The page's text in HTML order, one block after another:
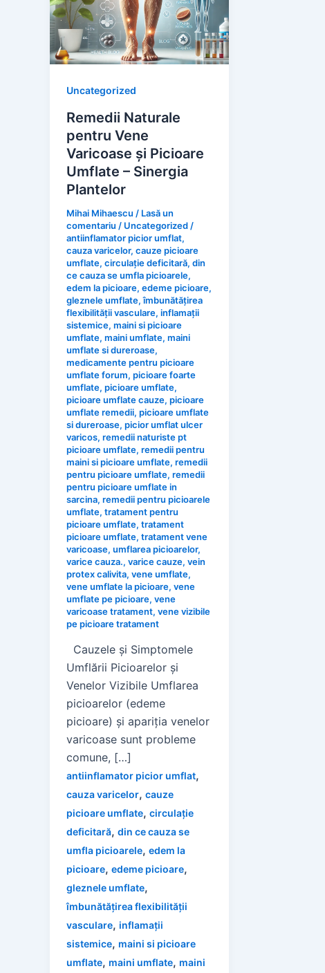
Uncategorized
Remedii Naturale
pentru Vene
Varicoase și Picioare
Umflate – Sinergia
Plantelor
Mihai Mihaescu / Lasă un
comentariu / Uncategorized /
antiinflamator picior umflat,
cauza varicelor, cauze picioare
umflate, circulație deficitară, din
ce cauza se umfla picioarele,
edem la picioare, edeme picioare,
gleznele umflate,îmbunătățirea
flexibilității vasculare, inflamații
sistemice, maini si picioare
umflate, maini umflate, maini
umflate si dureroase,
medicamente pentru picioare
umflate forum, picioare foarte
umflate, picioare umflate,
picioare umflate cauze, picioare
umflate remedii, picioare umflate
si dureroase, picior umflat ulcer
varicos, remedii naturiste pt
picioare umflate, remedii pentru
maini si picioare umflate, remedii
pentru picioare umflate, remedii
pentru picioare umflate in
sarcina, remedii pentru picioarele
umflate, tratament pentru
picioare umflate, tratament
picioare umflate, tratament vene
varicoase, umflarea picioarelor,
varice cauza., varice cauze, vein
protex calivita, vene umflate,
vene umflate la picioare, vene
umflate pe picioare, vene
varicoase tratament, vene vizibile
pe picioare tratament
Cauzele și Simptomele
Umflării Picioarelor și
Venelor Vizibile Umflarea
picioarelor (edeme
picioare) și apariția venelor
varicoase sunt probleme
comune, […]
antiinflamator picior umflat,
cauza varicelor, cauze
picioare umflate, circulație
deficitară, din ce cauza se
umfla picioarele, edem la
picioare, edeme picioare,
gleznele umflate,
îmbunătățirea flexibilității
vasculare, inflamații
sistemice, maini si picioare
umflate, maini umflate, maini